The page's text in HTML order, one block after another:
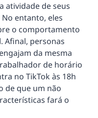
atividade de seus
entanto, eles
o comportamento
Afinal, personas
da mesma
de horário
no TikTok às 18h
de que um não
fará o